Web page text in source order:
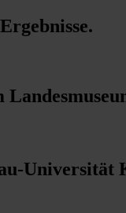
.
Universität